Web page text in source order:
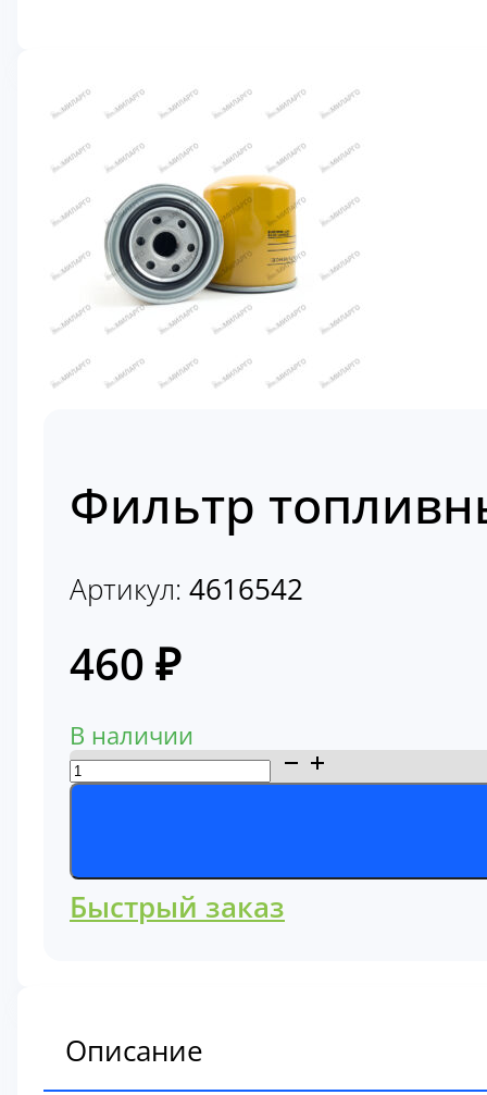
Фильтр
Артикул: 4616542
460 ₽
В наличии
Количество
товара
топливный
Hitachi
4616542
Быстрый заказ
Описание